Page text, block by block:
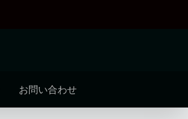
お問い合わせ